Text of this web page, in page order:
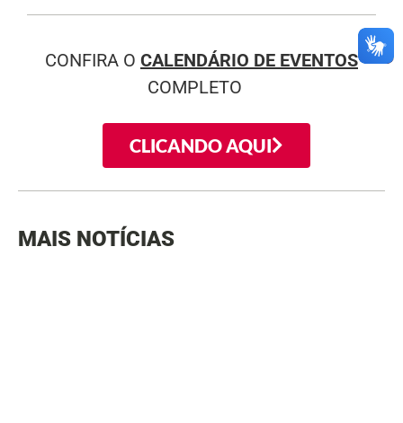
CONFIRA O CALENDÁRIO DE EVENTOS
COMPLETO
CLICANDO AQUI
MAIS NOTÍCIAS